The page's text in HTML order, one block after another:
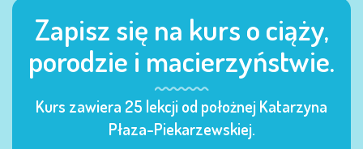
Zapisz się na kurs o ciąży,
porodzie i macierzyństwie.
Kurs zawiera 25 lekcji od położnej Katarzyna
Płaza-Piekarzewskiej.